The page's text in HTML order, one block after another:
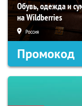
Обувь, одежда и
на Wildberries
Россия
Промокод